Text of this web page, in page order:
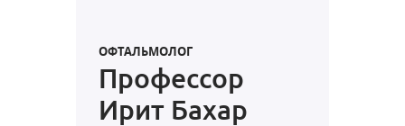
ОФТАЛЬМОЛОГ
Профессор
Ирит Бахар